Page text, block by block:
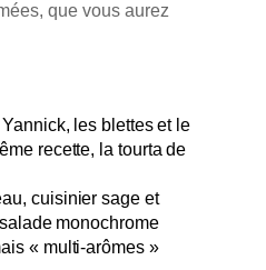
que vous aurez
les blettes et le
recette, la tourta de
cuisinier sage et
monochrome
« multi-arômes »